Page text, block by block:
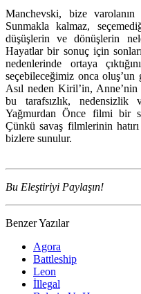
Manchevski, bize
Sunmakla kalmaz,
düşüşlerin ve dönüşlerin
Hayatlar bir sonuç için
nedenlerinde ortaya
seçebileceğimiz onca
Asıl neden Kiril’in, Anne’nin
bu tarafsızlık, nedensizlik
Yağmurdan Önce filmi bir
Çünkü savaş filmlerinin hatırı
bizlere sunulur.
Bu Eleştiriyi Paylaşın!
Benzer Yazılar
Agora
Battleship
Leon
İllegal